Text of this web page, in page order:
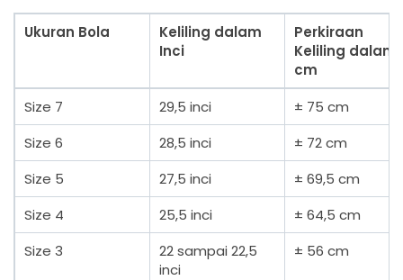
Ukuran Bola
Keliling dalam
Inci
Perkiraan
Keliling dalam
cm
Size 7
29,5 inci
± 75 cm
Size 6
28,5 inci
± 72 cm
Size 5
27,5 inci
± 69,5 cm
Size 4
25,5 inci
± 64,5 cm
Size 3
22 sampai 22,5
inci
± 56 cm